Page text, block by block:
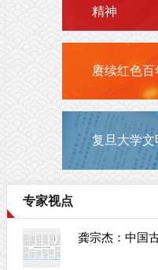
精神
赓续红色百
复旦大学文
专家视点
龚宗杰：中国